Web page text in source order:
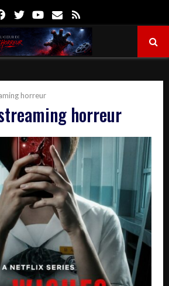
FacebookTwitterYoutube
Email
horreur
horreur